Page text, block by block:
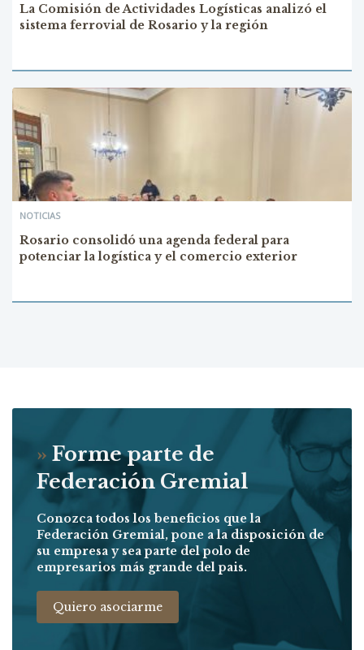
La Comisión de Actividades Logísticas analizó el
sistema ferrovial de Rosario y la región
NOTICIAS
Rosario consolidó una agenda federal para
potenciar la logística y el comercio exterior
» Forme parte de
Federación Gremial
Conozca todos los beneficios que la
Federación Gremial, pone a la disposición de
su empresa y sea parte del polo de
empresarios más grande del pais.
Quiero asociarme